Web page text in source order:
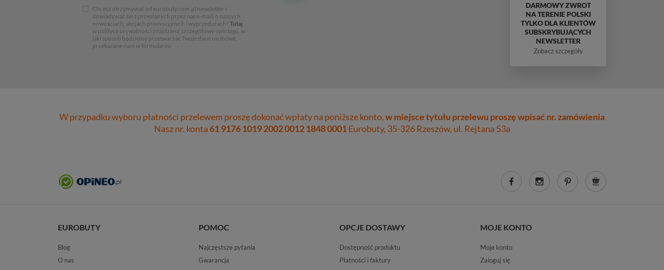
Chcesz otrzymywać od eurobuty.com.pl newsletter i
dowiadywać sie z przesłanych przez nas e-maili o naszych
nowościach, akcjach promocyjnych i wyprzedażach? Tutaj,
w polityce prywatności znajdziesz szczegółowy opis tego, w
jaki sposób będziemy przetwarzać Twoje dane osobowe,
przekazane nam w formularzu.
DARMOWY ZWROT
NA TERENIE POLSKI
TYLKO DLA KLIENTÓW
SUBSKRYBUJĄCYCH
NEWSLETTER
Zobacz szczegóły
W przypadku wyboru płatności przelewem proszę dokonać wpłaty na poniższe konto,w miejsce tytułu przelewu proszę wpisać nr. zamówienia
Nasz nr. konta61 9176 1019 2002 0012 1848 0001Eurobuty, 35-326 Rzeszów, ul. Rejtana 53a
EUROBUTY
Blog
O nas
POMOC
Najczęstsze pytania
Gwarancja
OPCJE DOSTAWY
Dostępność produktu
Płatności i faktury
MOJE KONTO
Moje konto
Zaloguj się